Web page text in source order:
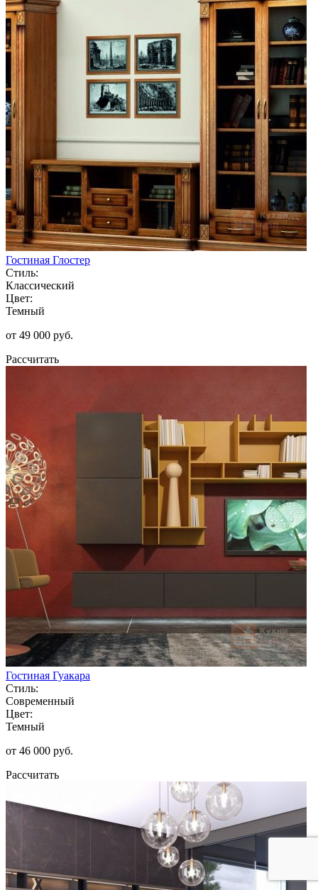
Гостиная Глостер
Стиль:
Классический
Цвет:
Темный
от 49 000 руб.
Рассчитать
Гостиная Гуакара
Стиль:
Современный
Цвет:
Темный
от 46 000 руб.
Рассчитать